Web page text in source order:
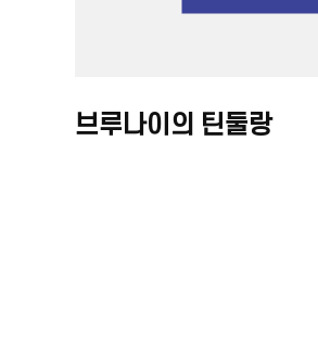
브루나이의 틴둘랑